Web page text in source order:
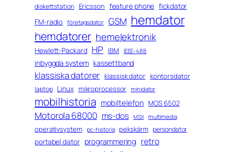
diskettstation Ericsson feature phone fickdator
FM-radio
företagsdator GSM hemdator
hemdatorer hemelektronik
Hewlett-Packard HP IBM IEEE-488
inbyggda system kassettband
klassiska datorer klassisk dator kontorsdator
laptop Linux mikroprocessor minidator
mobilhistoria mobiltelefon MOS 6502
Motorola 68000 ms-dos MSX multimedia
operativsystem pc-historia pekskärm persondator
portabel dator programmering retro